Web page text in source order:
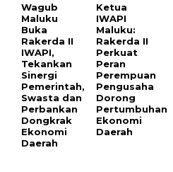
Wagub
Maluku
Buka
Rakerda II
IWAPI,
Tekankan
Sinergi
Pemerintah,
Swasta dan
Perbankan
Dongkrak
Ekonomi
Daerah
Ketua
IWAPI
Maluku:
Rakerda II
Perkuat
Peran
Perempuan
Pengusaha
Dorong
Pertumbuhan
Ekonomi
Daerah